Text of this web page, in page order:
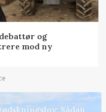
og
mod ny
Sådan